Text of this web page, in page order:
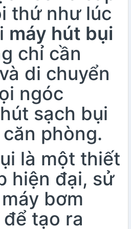
thứ như lúc
máy hút bụi
chỉ cần
di chuyển
ngóc
sạch bụi
phòng.
là một thiết
hiện đại, sử
bơm
tạo ra